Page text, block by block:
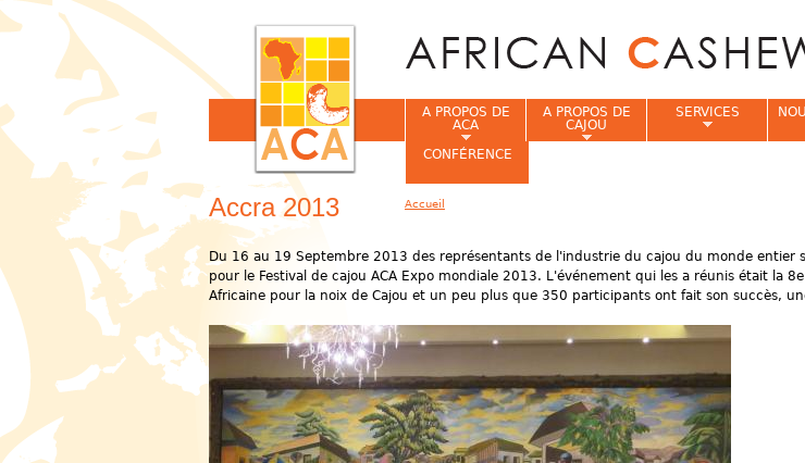
Accra 2013
Du 16 au 19 Septembre 2013 des représentants de l'industrie du cajou du monde entier
pour le Festival de cajou ACA Expo mondiale 2013. L'événement qui les a réunis était la
Africaine pour la noix de Cajou et un peu plus que 350 participants ont fait son succès,
A PROPOS DE
ACA
A PROPOS DE
CAJOU
SERVICES
CONFÉRENCE
Accueil